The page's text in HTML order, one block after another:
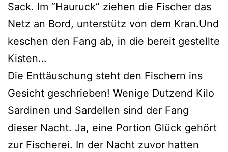
Sack. Im “Hauruck” ziehen die Fischer das
Netz an Bord, unterstütz von dem Kran.Und
keschen den Fang ab, in die bereit gestellte
Kisten…
Die Enttäuschung steht den Fischern ins
Gesicht geschrieben! Wenige Dutzend Kilo
Sardinen und Sardellen sind der Fang
dieser Nacht. Ja, eine Portion Glück gehört
zur Fischerei. In der Nacht zuvor hatten